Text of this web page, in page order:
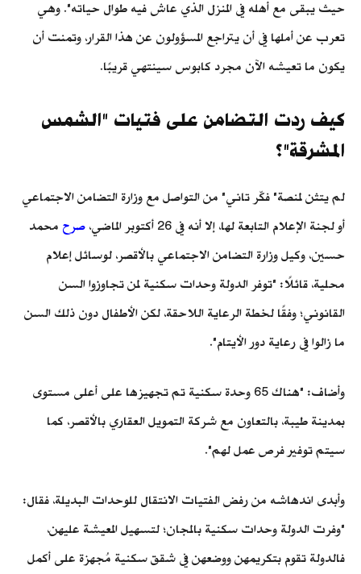
حيث يبقى مع أهله في المنزل الذي عاش فيه طوال حياته". وهي
تعرب عن أملها في أن يتراجع المسؤولون عن هذا القرار، وتمنت أن
يكون ما تعيشه الآن مجرد كابوس سينتهي قريبًا.
كيف ردت التضامن على فتيات "الشمس
المشرقة"؟
لم يتثن لمنصة" فكّر تاني" من التواصل مع وزارة التضامن الاجتماعي
أو لجنة الإعلام التابعة لها، إلا أنه في 26 أكتوبر الماضي،
صرح محمد
حسين، وكيل وزارة التضامن الاجتماعي بالأقصر، لوسائل إعلام
محلية، قائلًا: "توفر الدولة وحدات سكنية لمن تجاوزوا السن
القانوني؛ وفقًا لخطة الرعاية اللاحقة، لكن الأطفال دون ذلك السن
ما زالوا في رعاية دور الأيتام".
وأضاف: "هناك 65 وحدة سكنية تم تجهيزها على أعلى مستوى
بمدينة طيبة، بالتعاون مع شركة التمويل العقاري بالأقصر، كما
سيتم توفير فرص عمل لهم".
وأبدى اندهاشه من رفض الفتيات الانتقال للوحدات البديلة، فقال:
"وفرت الدولة وحدات سكنية بالمجان؛ لتسهيل المعيشة عليهن،
فالدولة تقوم بتكريمهن ووضعهن في شقق سكنية مُجهزة على أكمل